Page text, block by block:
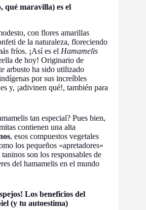
qué maravilla) es el
con flores amarillas
de la naturaleza, floreciendo
fríos. ¡Así es el Hamamelis
de hoy! Originario de
arbusto ha sido utilizado
por sus increíbles
y, ¡adivinen qué!, también para
tan especial? Pues bien,
contienen una alta
, esos compuestos vegetales
los pequeños «apretadores»
son los responsables de
del hamamelis en el mundo
Los beneficios del
(y tu autoestima)